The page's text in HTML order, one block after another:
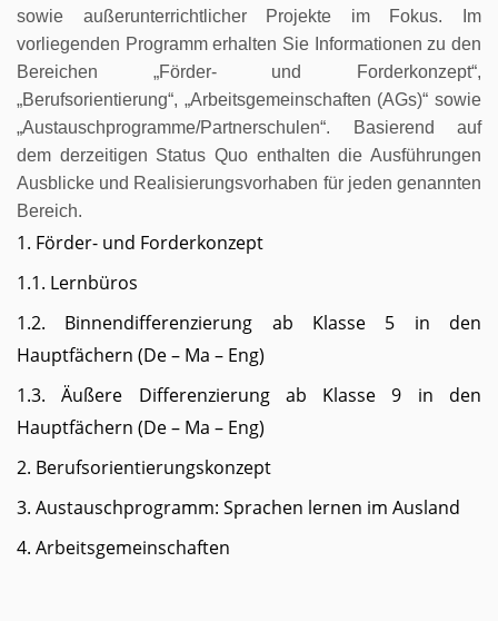
sowie außerunterrichtlicher Projekte im Fokus. Im
vorliegenden Programm erhalten Sie Informationen zu den
Bereichen „Förder- und Forderkonzept“,
„Berufsorientierung“, „Arbeitsgemeinschaften (AGs)“ sowie
„Austauschprogramme/Partnerschulen“. Basierend auf
dem derzeitigen Status Quo enthalten die Ausführungen
Ausblicke und Realisierungsvorhaben für jeden genannten
Bereich.
1. Förder- und Forderkonzept
1.1. Lernbüros
1.2. Binnendifferenzierung ab Klasse 5 in den
Hauptfächern (De – Ma – Eng)
1.3. Äußere Differenzierung ab Klasse 9 in den
Hauptfächern (De – Ma – Eng)
2. Berufsorientierungskonzept
3. Austauschprogramm: Sprachen lernen im Ausland
4. Arbeitsgemeinschaften